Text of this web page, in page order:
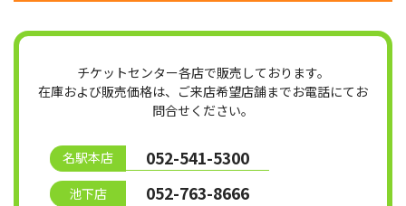
チケットセンター各店で販売しております。
在庫および販売価格は、ご来店希望店舗までお電話にてお
問合せください。
名駅本店 052-541-5300
池下店 052-763-8666